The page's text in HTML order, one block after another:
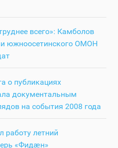
всего»: Камболов
южноосетинского ОМОН
о публикациях
документальным
на события 2008 года
работу летний
«Фидӕн»